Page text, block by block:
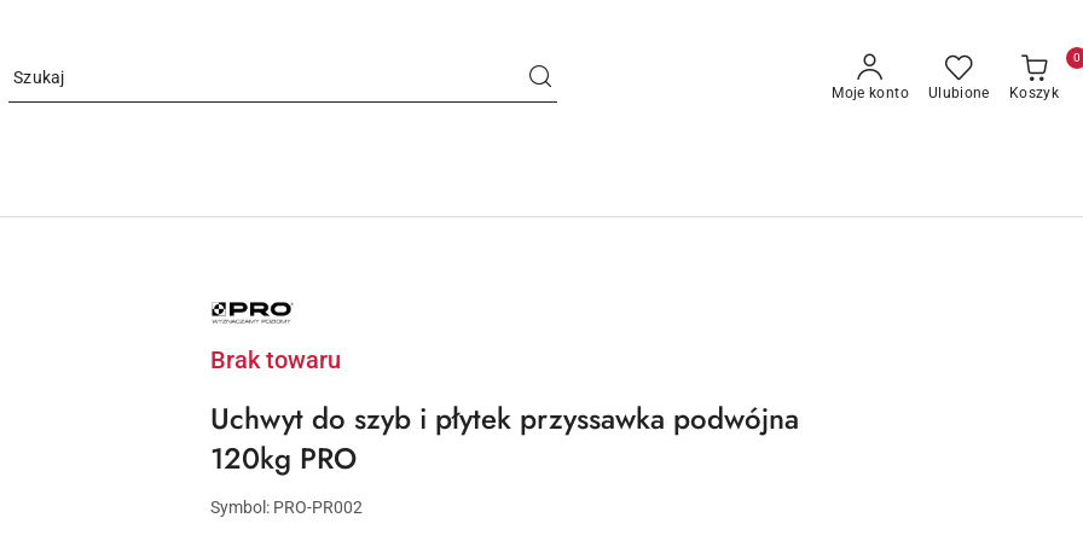
Moje konto Ulubione Koszyk
0
NAZWA
PRODUCENTA:
Brak towaru
Uchwyt do szyb i płytek przyssawka podwójna
120kg PRO
Symbol: PRO-PR002